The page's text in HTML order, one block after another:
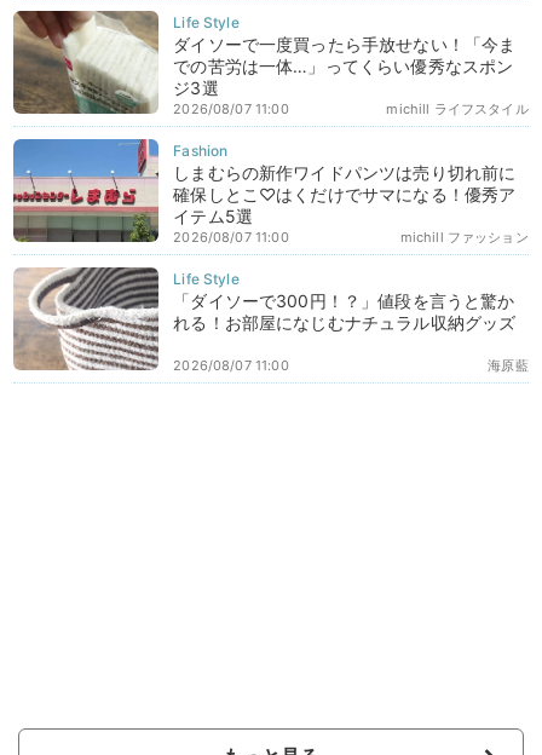
ダイソーで一度買ったら手放せない！「今ま
での苦労は一体…」ってくらい優秀なスポン
ジ3選
michill ライフスタイル
2026/08/07 11:00
しまむらの新作ワイドパンツは売り切れ前に
確保しとこ♡はくだけでサマになる！優秀ア
イテム5選
michill ファッション
2026/08/07 11:00
「ダイソーで300円！？」値段を言うと驚か
れる！お部屋になじむナチュラル収納グッズ
海原藍
2026/08/07 11:00